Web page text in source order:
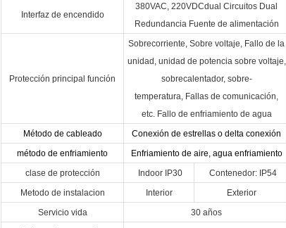
Interfaz de encendido
380VAC, 220VDCdual Circuitos Dual
Redundancia Fuente de alimentación
Protección principal función
Sobrecorriente, Sobre voltaje, Fallo de la
unidad, unidad de potencia sobre voltaje,
sobrecalentador, sobre-
temperatura, Fallas de comunicación,
etc. Fallo de enfriamiento de agua
Método de cableado
Conexión de estrellas o delta conexión
método de enfriamiento
Enfriamiento de aire, agua enfriamiento
clase de protección
Indoor IP30
Contenedor: IP54
Metodo de instalacion
Interior
Exterior
Servicio vida
30 años